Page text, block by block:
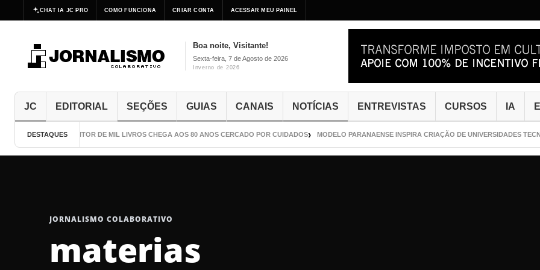
CHAT IA JC PRO COMO FUNCIONA CRIAR CONTA ACESSAR MEU PAINEL
Boa noite, Visitante!
Sexta-feira, 7 de Agosto de 2026
Inverno de 2026
JC EDITORIAL SEÇÕES GUIAS CANAIS NOTÍCIAS ENTREVISTAS CURSOS IA
DESTAQUESO ESCRITOR DE MIL LIVROS CHEGA AOS 80 ANOS CERCADO POR CUIDADOS MODELO PARANAENSE INSPIRA CRIAÇÃO DE UNIVERSIDADES
JORNALISMO COLABORATIVO
materias